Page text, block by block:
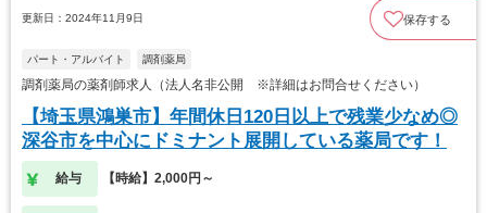
更新日：2024年11月9日 保存する
パート・アルバイト 調剤薬局
調剤薬局の薬剤師求人（法人名非公開 ※詳細はお問合せください）
【埼玉県鴻巣市】年間休日120日以上で残業少なめ◎
深谷市を中心にドミナント展開している薬局です！
給与 【時給】2,000円～